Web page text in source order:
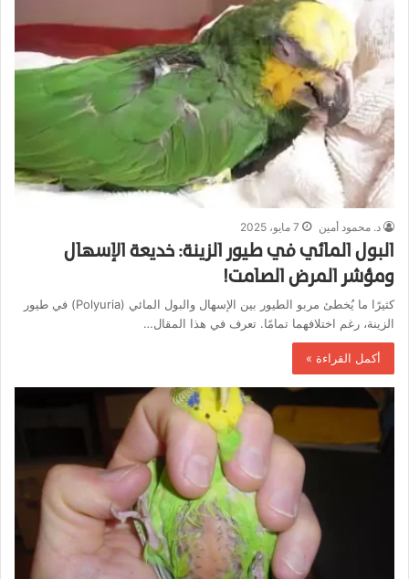
د. محمود أمين 7 مايو، 2025
البول المائي في طيور الزينة: خديعة الإسهال
ومؤشر المرض الصامت!
كثيرًا ما يُخطئ مربو الطيور بين الإسهال والبول المائي (Polyuria) في طيور
الزينة، رغم اختلافهما تمامًا. تعرف في هذا المقال…
أكمل القراءة »